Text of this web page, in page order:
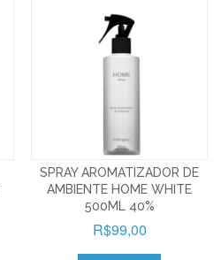
SPRAY AROMATIZADOR DE
AMBIENTE HOME WHITE
500ML 40%
R$99,00